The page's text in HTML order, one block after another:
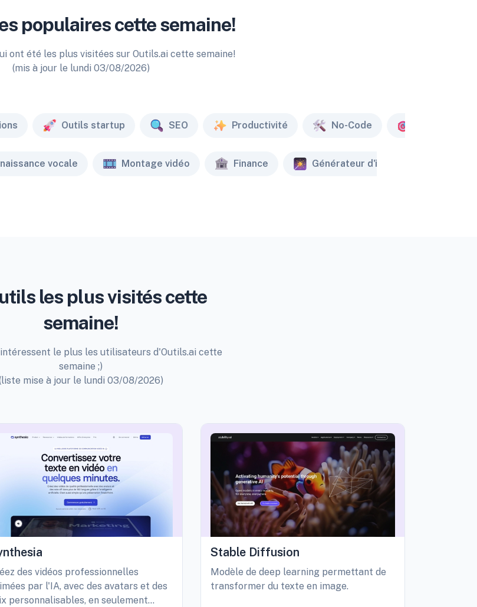
populaires cette semaine!
ont été les plus visitées sur Outils.ai cette semaine!
(mis à jour le lundi 03/08/2026)
Outils startup SEO Productivité No-Code
vocale Montage vidéo Finance Générateur d'image
les plus visités cette
semaine!
le plus les utilisateurs d'Outils.ai cette
semaine ;)
mise à jour le lundi 03/08/2026)
des vidéos professionnelles
par l'IA, avec des avatars et des
personnalisables, en seulement
Stable Diffusion
Modèle de deep learning permettant de
transformer du texte en image.